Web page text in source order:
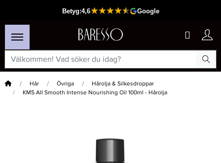
Hem Hår Övriga
Hårolja & Silkesdroppar
KMS All Smooth Intense Nourishing Oil 100ml - Hårolja